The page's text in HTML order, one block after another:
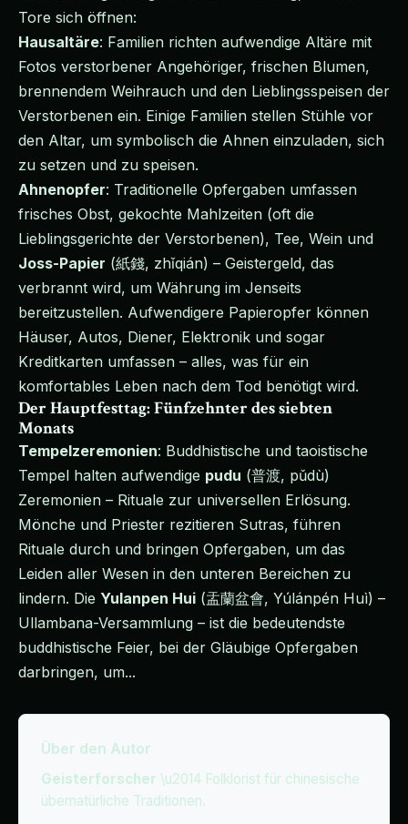
Tore sich öffnen:
Hausaltäre: Familien richten aufwendige Altäre mit
Fotos verstorbener Angehöriger, frischen Blumen,
brennendem Weihrauch und den Lieblingsspeisen der
Verstorbenen ein. Einige Familien stellen Stühle vor
den Altar, um symbolisch die Ahnen einzuladen, sich
zu setzen und zu speisen.
Ahnenopfer: Traditionelle Opfergaben umfassen
frisches Obst, gekochte Mahlzeiten (oft die
Lieblingsgerichte der Verstorbenen), Tee, Wein und
Joss-Papier (紙錢, zhǐqián) – Geistergeld, das
verbrannt wird, um Währung im Jenseits
bereitzustellen. Aufwendigere Papieropfer können
Häuser, Autos, Diener, Elektronik und sogar
Kreditkarten umfassen – alles, was für ein
komfortables Leben nach dem Tod benötigt wird.
Der Hauptfesttag: Fünfzehnter des siebten
Monats
Tempelzeremonien: Buddhistische und taoistische
Tempel halten aufwendige pudu (普渡, pǔdù)
Zeremonien – Rituale zur universellen Erlösung.
Mönche und Priester rezitieren Sutras, führen
Rituale durch und bringen Opfergaben, um das
Leiden aller Wesen in den unteren Bereichen zu
lindern. Die Yulanpen Hui (盂蘭盆會, Yúlánpén Huì) –
Ullambana-Versammlung – ist die bedeutendste
buddhistische Feier, bei der Gläubige Opfergaben
darbringen, um...
Über den Autor
Geisterforscher \u2014 Folklorist für chinesische
übernatürliche Traditionen.